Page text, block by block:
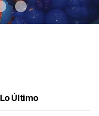
Lo Último